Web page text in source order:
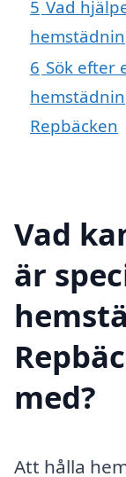
5 Vad
6 Sök efter
Repbäcken
Vad
är
med?
Att hålla